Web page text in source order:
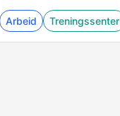
Arbeid Treningssenter